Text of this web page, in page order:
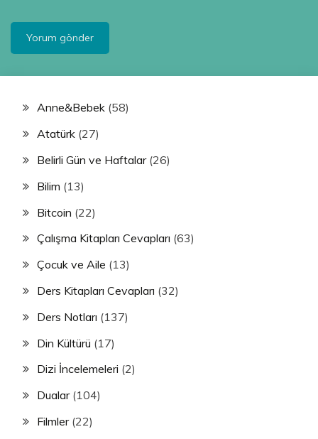
Anne&Bebek (58)
Atatürk (27)
Belirli Gün ve Haftalar(26)
Bilim (13)
Bitcoin (22)
Çalışma Kitapları Cevapları (63)
Çocuk ve Aile (13)
Ders Kitapları Cevapları (32)
Ders Notları (137)
Din Kültürü (17)
Dizi İncelemeleri (2)
Dualar(104)
Filmler(22)